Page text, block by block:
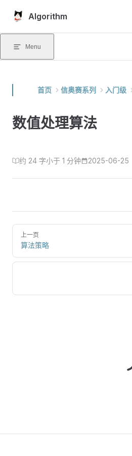
Skip to content
Algorithm
Menu
首页 信奥赛系列 入门级
数值处理算法
约 24 字小于 1 分钟 2025-06-25
上一页
算法策略